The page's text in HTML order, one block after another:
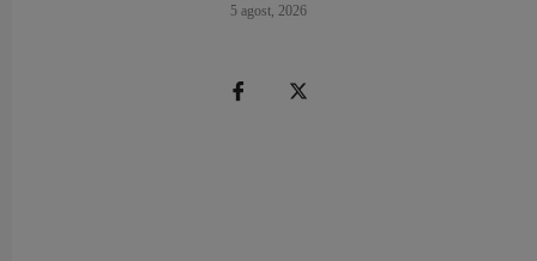
5 agost, 2026